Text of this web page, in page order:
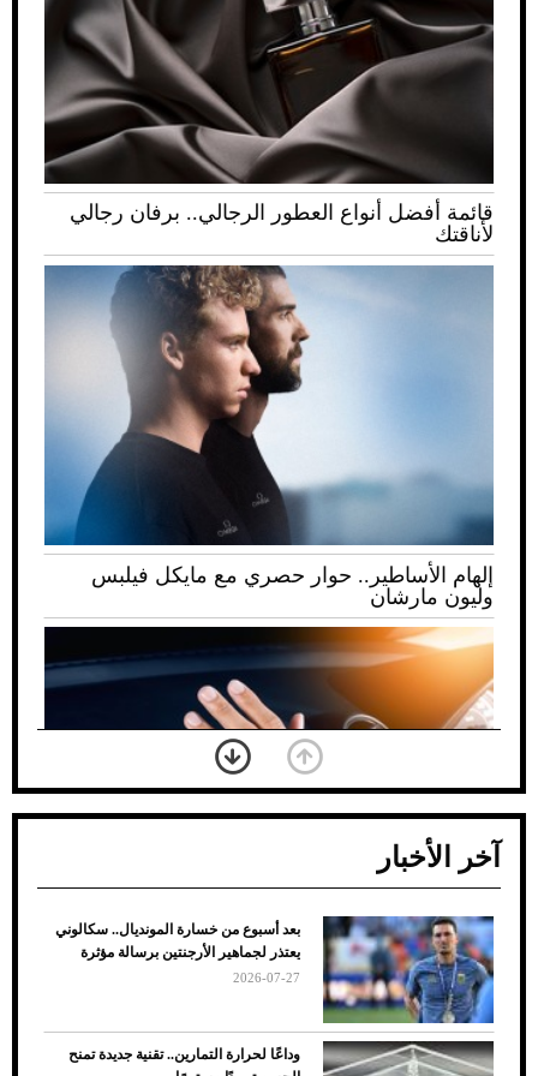
قائمة أفضل أنواع العطور الرجالي.. برفان رجالي
لأناقتك
إلهام الأساطير.. حوار حصري مع مايكل فيلبس
وليون مارشان
ضعف تبريد مكيف السيارة عند الوقوف.. أشهر
الأسباب والحلول
آخر الأخبار
بعد أسبوع من خسارة المونديال.. سكالوني
يعتذر لجماهير الأرجنتين برسالة مؤثرة
2026-07-27
وداعًا لحرارة التمارين.. تقنية جديدة تمنح